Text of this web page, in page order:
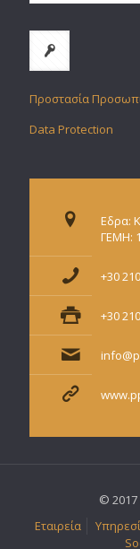
Προστασία
Data Protection
Εδρα:
ΓΕΜΗ:
+30
+30
© 2017
Εταιρεία